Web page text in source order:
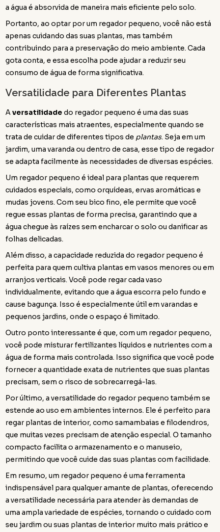
a água é absorvida de maneira mais eficiente pelo solo.
Portanto, ao optar por um regador pequeno, você não está
apenas cuidando das suas plantas, mas também
contribuindo para a preservação do meio ambiente. Cada
gota conta, e essa escolha pode ajudar a reduzir seu
consumo de água de forma significativa.
Versatilidade para Diferentes Plantas
Aversatilidade do regador pequeno é uma das suas
características mais atraentes, especialmente quando se
trata de cuidar de diferentes tipos de plantas. Seja em um
jardim, uma varanda ou dentro de casa, esse tipo de regador
se adapta facilmente às necessidades de diversas espécies.
Um regador pequeno é ideal para plantas que requerem
cuidados especiais, como orquídeas, ervas aromáticas e
mudas jovens. Com seu bico fino, ele permite que você
regue essas plantas de forma precisa, garantindo que a
água chegue às raízes sem encharcar o solo ou danificar as
folhas delicadas.
Além disso, a capacidade reduzida do regador pequeno é
perfeita para quem cultiva plantas em vasos menores ou em
arranjos verticais. Você pode regar cada vaso
individualmente, evitando que a água escorra pelo fundo e
cause bagunça. Isso é especialmente útil em varandas e
pequenos jardins, onde o espaço é limitado.
Outro ponto interessante é que, com um regador pequeno,
você pode misturar fertilizantes líquidos e nutrientes com a
água de forma mais controlada. Isso significa que você pode
fornecer a quantidade exata de nutrientes que suas plantas
precisam, sem o risco de sobrecarregá-las.
Por último, a versatilidade do regador pequeno também se
estende ao uso em ambientes internos. Ele é perfeito para
regar plantas de interior, como samambaias e filodendros,
que muitas vezes precisam de atenção especial. O tamanho
compacto facilita o armazenamento e o manuseio,
permitindo que você cuide das suas plantas com facilidade.
Em resumo, um regador pequeno é uma ferramenta
indispensável para qualquer amante de plantas, oferecendo
a versatilidade necessária para atender às demandas de
uma ampla variedade de espécies, tornando o cuidado com
seu jardim ou suas plantas de interior muito mais prático e